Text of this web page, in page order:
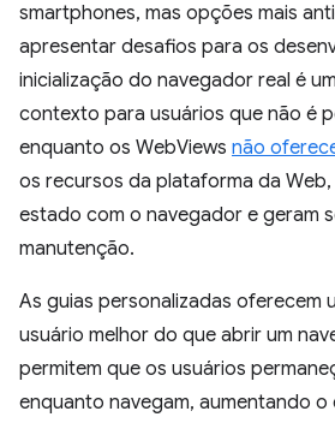
smartphones, mas opções mais
apresentar desafios para os
inicialização do navegador real é
contexto para usuários que não é
enquanto os WebViews não
os recursos da plataforma da
estado com o navegador e geram
manutenção.
As guias personalizadas oferecem
usuário melhor do que abrir um
permitem que os usuários
enquanto navegam, aumentando o